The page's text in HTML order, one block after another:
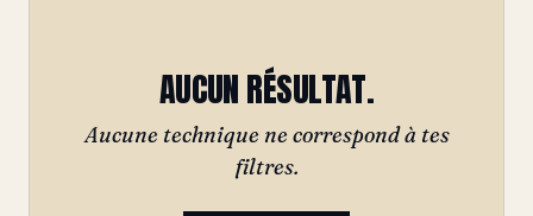
AUCUN RÉSULTAT.
Aucune technique ne correspond à tes
filtres.